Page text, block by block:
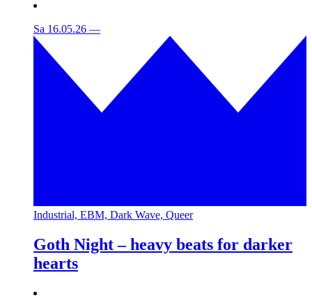
Sa 16.05.26 —
Industrial, EBM, Dark Wave, Queer
Goth Night – heavy beats for darker
hearts